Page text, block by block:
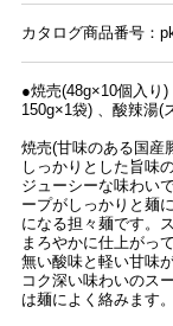
カタログ商品番号：
●焼売(48g×10個入り
150g×1袋) 、酸辣湯(
焼売(甘味のある国産
しっかりとした旨味
ジューシーな味わい
ープがしっかりと麺
になる担々麺です。
まろやかに仕上がっ
無い酸味と軽い甘味
コク深い味わいのス
は麺によく絡みます